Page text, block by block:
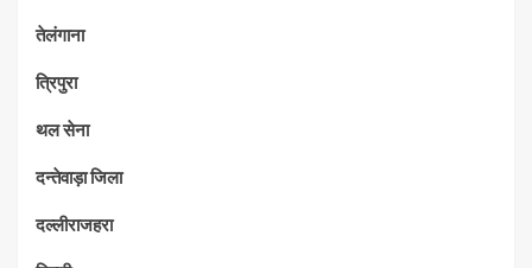
तेलंगाना
त्रिपुरा
थल सेना
दन्तेवाड़ा जिला
दल्लीराजहरा